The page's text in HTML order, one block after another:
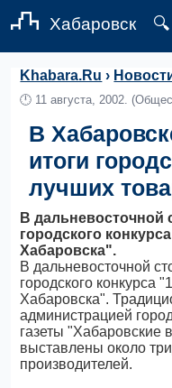
Хабаровск 🔍
Khabara.Ru ›
🕛 11 августа, 2002.
В
итоги
лучших
В дальневосточной
городского
Хабаровска".
В дальневосточной
городского конкурса
Хабаровска".
администрацией
газеты "Хабаровские
выставлены около
производителей.